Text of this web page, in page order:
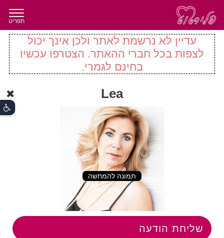
תפריט
עדיין לא נרשמת לאתר ולכן אינך יכול
לצפות בכל חברי ההאתר. הצטרפו עכשיו
בחינם לגמרי.
Lea
תמונה להמחשה
שליחת הודעה